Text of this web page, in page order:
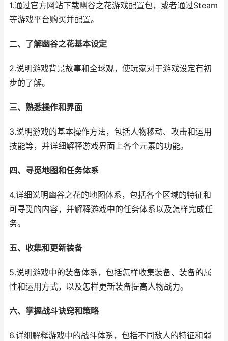
1.通过官方网站下载幽谷之花游戏配置包，或者通过Steam
等游戏平台购买并配置。
二、了解幽谷之花基本设定
2.说明游戏背景故事和全球观，使玩家对于游戏设定有初
步的了解。
三、熟悉操作和界面
3.说明游戏的基本操作方法，包括人物移动、攻击和运用
技能等，并详细解释游戏界面上各个元素的功能。
四、寻觅地图和任务体系
4.详细说明幽谷之花的地图体系，包括各个区域的特征和
可寻觅的内容，并解释游戏中的任务体系以及怎样完成任
务。
五、收集和更新装备
5.说明游戏中的装备体系，包括怎样收集装备、装备的属
性和运用方式，以及怎样更新装备提高人物战力。
六、掌握战斗诀窍和策略
6.详细解释游戏中的战斗体系，包括不同敌人的特征和弱